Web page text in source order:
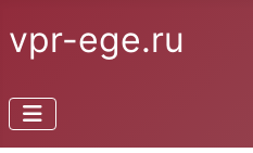
vpr-ege.ru